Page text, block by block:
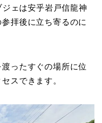
ェは安乎岩戸信龍神
拝後に立ち寄るのに
ったすぐの場所に位
スできます。